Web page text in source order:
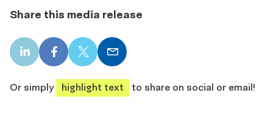
Share this media release
LinkedIn
share
Facebook
share
X
share
Email
share
Or simply
highlight text to share on social or email!